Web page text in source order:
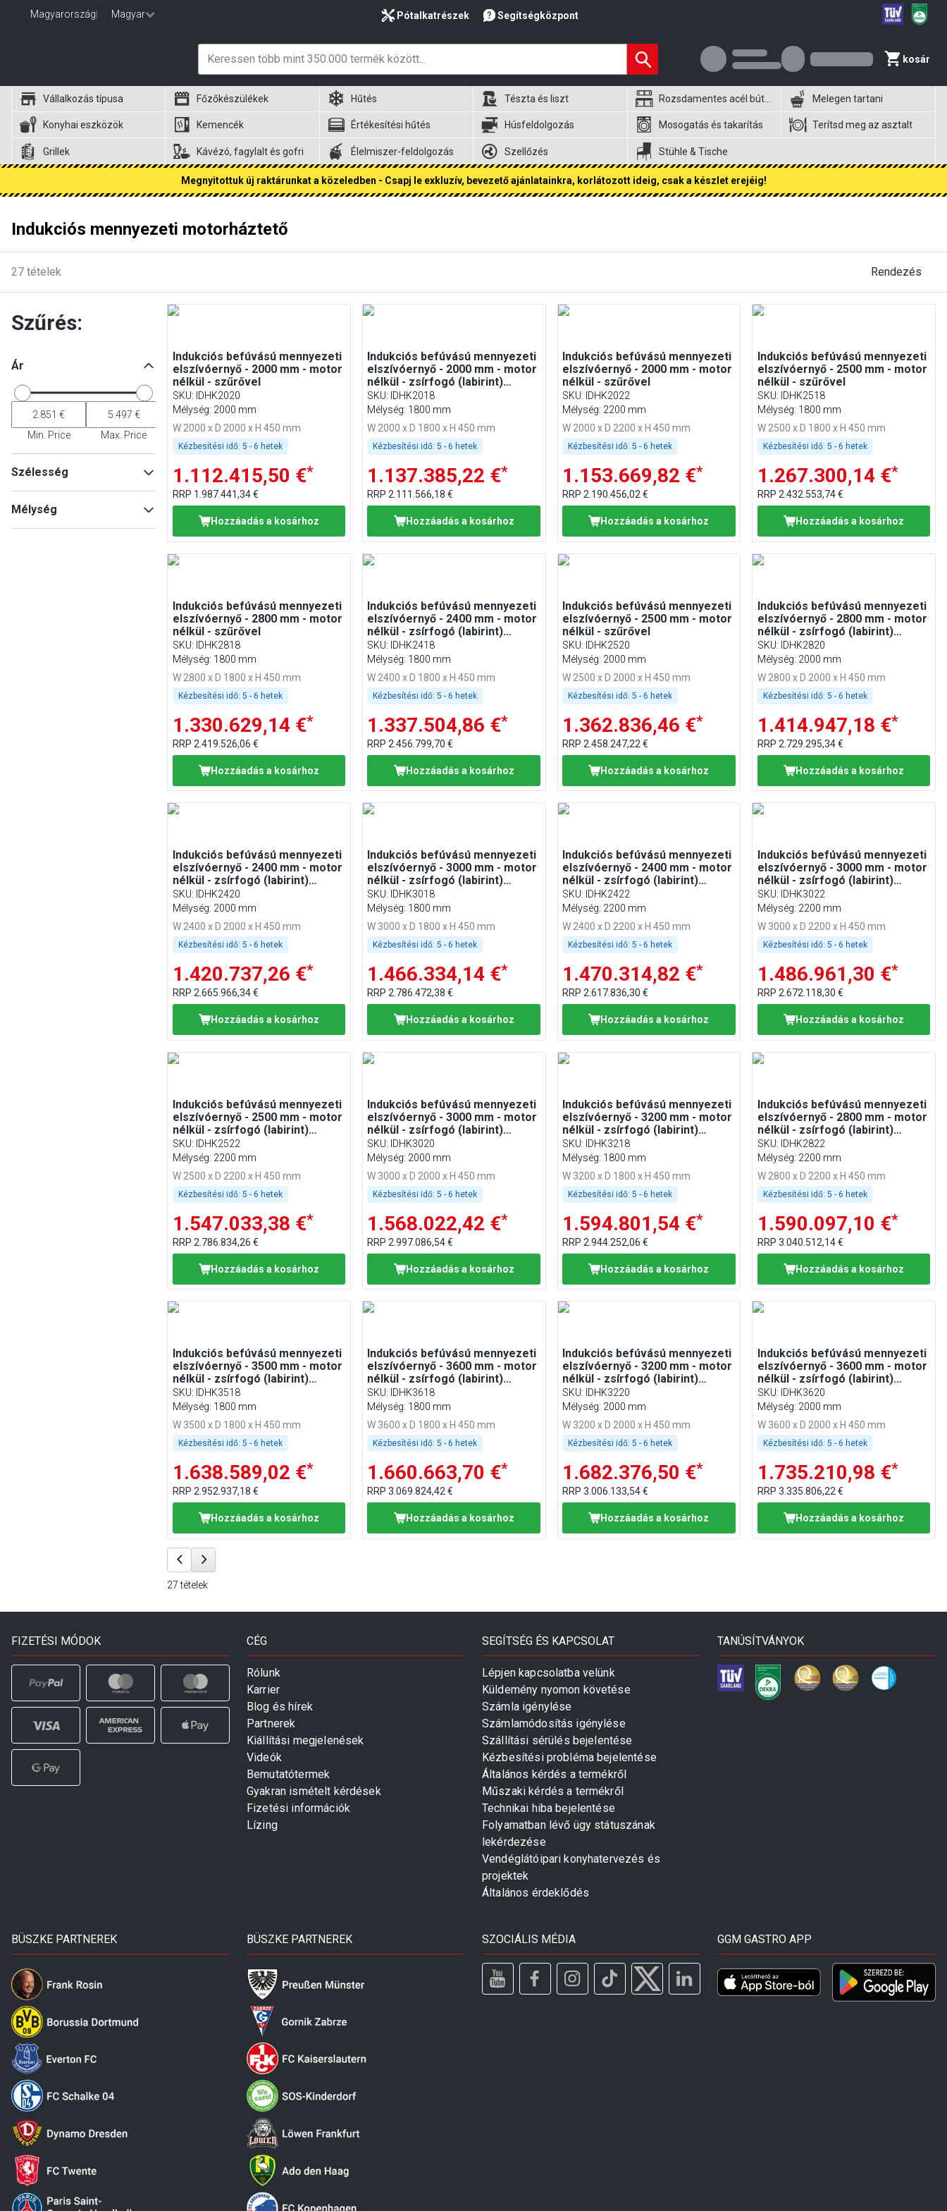
Magyarország Magyar Pótalkatrészek Segítségközpont
kosár
Vállalkozás típusa Főzőkészülékek Hűtés Tészta és liszt Rozsdamentes acél bútorok Melegen tartani
Konyhai eszközök Kemencék Értékesítési hűtés Húsfeldolgozás Mosogatás és takarítás Terítsd meg az asztalt
Grillek Kávézó, fagylalt és gofri Élelmiszer-feldolgozás Szellőzés Stühle & Tische
Megnyitottuk új raktárunkat a közeledben - Csapj le exkluzív, bevezető ajánlatainkra, korlátozott ideig, csak a készlet erejéig!
Indukciós mennyezeti motorháztető
27 tételek Rendezés
Szűrés:
Ár
Min. Price Max. Price
Szélesség
Mélység
Indukciós befúvású mennyezeti
elszívóernyő - 2000 mm - motor
nélkül - szűrővel
SKU: IDHK2020
Mélység: 2000 mm
W 2000 x D 2000 x H 450 mm
Kézbesítési idő: 5 - 6 hetek
1.112.415,50 €*
RRP 1.987.441,34 €
Hozzáadás a kosárhoz
Indukciós befúvású mennyezeti
elszívóernyő - 2000 mm - motor
nélkül - zsírfogó (labirint)
szűrővel
SKU: IDHK2018
Mélység: 1800 mm
W 2000 x D 1800 x H 450 mm
Kézbesítési idő: 5 - 6 hetek
1.137.385,22 €*
RRP2.111.566,18 €
Hozzáadás a kosárhoz
Indukciós befúvású mennyezeti
elszívóernyő - 2000 mm - motor
nélkül - szűrővel
SKU: IDHK2022
Mélység: 2200 mm
W 2000 x D 2200 x H 450 mm
Kézbesítési idő: 5 - 6 hetek
1.153.669,82 €*
RRP2.190.456,02 €
Hozzáadás a kosárhoz
Indukciós befúvású mennyezeti
elszívóernyő - 2500 mm - motor
nélkül - szűrővel
SKU: IDHK2518
Mélység: 1800 mm
W 2500 x D 1800 x H 450 mm
Kézbesítési idő: 5 - 6 hetek
1.267.300,14 €*
RRP 2.432.553,74 €
Hozzáadás a kosárhoz
Indukciós befúvású mennyezeti
elszívóernyő - 2800 mm - motor
nélkül - szűrővel
SKU: IDHK2818
Mélység: 1800 mm
W 2800 x D 1800 x H 450 mm
Kézbesítési idő: 5 - 6 hetek
1.330.629,14 €*
RRP 2.419.526,06 €
Hozzáadás a kosárhoz
Indukciós befúvású mennyezeti
elszívóernyő - 2400 mm - motor
nélkül - zsírfogó (labirint)
szűrővel
SKU: IDHK2418
Mélység: 1800 mm
W 2400 x D 1800 x H 450 mm
Kézbesítési idő: 5 - 6 hetek
1.337.504,86 €*
RRP2.456.799,70 €
Hozzáadás a kosárhoz
Indukciós befúvású mennyezeti
elszívóernyő - 2500 mm - motor
nélkül - szűrővel
SKU: IDHK2520
Mélység: 2000 mm
W 2500 x D 2000 x H 450 mm
Kézbesítési idő: 5 - 6 hetek
1.362.836,46 €*
RRP2.458.247,22 €
Hozzáadás a kosárhoz
Indukciós befúvású mennyezeti
elszívóernyő - 2800 mm - motor
nélkül - zsírfogó (labirint)
szűrővel
SKU: IDHK2820
Mélység: 2000 mm
W 2800 x D 2000 x H 450 mm
Kézbesítési idő: 5 - 6 hetek
1.414.947,18 €*
RRP 2.729.295,34 €
Hozzáadás a kosárhoz
Indukciós befúvású mennyezeti
elszívóernyő - 2400 mm - motor
nélkül - zsírfogó (labirint)
szűrővel
SKU: IDHK2420
Mélység: 2000 mm
W 2400 x D 2000 x H 450 mm
Kézbesítési idő: 5 - 6 hetek
1.420.737,26 €*
RRP 2.665.966,34 €
Hozzáadás a kosárhoz
Indukciós befúvású mennyezeti
elszívóernyő - 3000 mm - motor
nélkül - zsírfogó (labirint)
szűrővel
SKU: IDHK3018
Mélység: 1800 mm
W 3000 x D 1800 x H 450 mm
Kézbesítési idő: 5 - 6 hetek
1.466.334,14 €*
RRP2.786.472,38 €
Hozzáadás a kosárhoz
Indukciós befúvású mennyezeti
elszívóernyő - 2400 mm - motor
nélkül - zsírfogó (labirint)
szűrővel
SKU: IDHK2422
Mélység: 2200 mm
W 2400 x D 2200 x H 450 mm
Kézbesítési idő: 5 - 6 hetek
1.470.314,82 €*
RRP2.617.836,30 €
Hozzáadás a kosárhoz
Indukciós befúvású mennyezeti
elszívóernyő - 3000 mm - motor
nélkül - zsírfogó (labirint)
szűrővel
SKU: IDHK3022
Mélység: 2200 mm
W 3000 x D 2200 x H 450 mm
Kézbesítési idő: 5 - 6 hetek
1.486.961,30 €*
RRP 2.672.118,30 €
Hozzáadás a kosárhoz
Indukciós befúvású mennyezeti
elszívóernyő - 2500 mm - motor
nélkül - zsírfogó (labirint)
szűrővel
SKU: IDHK2522
Mélység: 2200 mm
W 2500 x D 2200 x H 450 mm
Kézbesítési idő: 5 - 6 hetek
1.547.033,38 €*
RRP 2.786.834,26 €
Hozzáadás a kosárhoz
Indukciós befúvású mennyezeti
elszívóernyő - 3000 mm - motor
nélkül - zsírfogó (labirint)
szűrővel
SKU: IDHK3020
Mélység: 2000 mm
W 3000 x D 2000 x H 450 mm
Kézbesítési idő: 5 - 6 hetek
1.568.022,42 €*
RRP2.997.086,54 €
Hozzáadás a kosárhoz
Indukciós befúvású mennyezeti
elszívóernyő - 3200 mm - motor
nélkül - zsírfogó (labirint)
szűrővel
SKU: IDHK3218
Mélység: 1800 mm
W 3200 x D 1800 x H 450 mm
Kézbesítési idő: 5 - 6 hetek
1.594.801,54 €*
RRP2.944.252,06 €
Hozzáadás a kosárhoz
Indukciós befúvású mennyezeti
elszívóernyő - 2800 mm - motor
nélkül - zsírfogó (labirint)
szűrővel
SKU: IDHK2822
Mélység: 2200 mm
W 2800 x D 2200 x H 450 mm
Kézbesítési idő: 5 - 6 hetek
1.590.097,10 €*
RRP 3.040.512,14 €
Hozzáadás a kosárhoz
Indukciós befúvású mennyezeti
elszívóernyő - 3500 mm - motor
nélkül - zsírfogó (labirint)
szűrővel
SKU: IDHK3518
Mélység: 1800 mm
W 3500 x D 1800 x H 450 mm
Kézbesítési idő: 5 - 6 hetek
1.638.589,02 €*
RRP 2.952.937,18 €
Hozzáadás a kosárhoz
Indukciós befúvású mennyezeti
elszívóernyő - 3600 mm - motor
nélkül - zsírfogó (labirint)
szűrővel
SKU: IDHK3618
Mélység: 1800 mm
W 3600 x D 1800 x H 450 mm
Kézbesítési idő: 5 - 6 hetek
1.660.663,70 €*
RRP3.069.824,42 €
Hozzáadás a kosárhoz
Indukciós befúvású mennyezeti
elszívóernyő - 3200 mm - motor
nélkül - zsírfogó (labirint)
szűrővel
SKU: IDHK3220
Mélység: 2000 mm
W 3200 x D 2000 x H 450 mm
Kézbesítési idő: 5 - 6 hetek
1.682.376,50 €*
RRP3.006.133,54 €
Hozzáadás a kosárhoz
Indukciós befúvású mennyezeti
elszívóernyő - 3600 mm - motor
nélkül - zsírfogó (labirint)
szűrővel
SKU: IDHK3620
Mélység: 2000 mm
W 3600 x D 2000 x H 450 mm
Kézbesítési idő: 5 - 6 hetek
1.735.210,98 €*
RRP 3.335.806,22 €
Hozzáadás a kosárhoz
27 tételek
FIZETÉSI MÓDOK CÉG
Rólunk
Karrier
Blog és hírek
Partnerek
Kiállítási megjelenések
Videók
Bemutatótermek
Gyakran ismételt kérdések
Fizetési információk
Lízing
SEGÍTSÉG ÉS KAPCSOLAT
Lépjen kapcsolatba velünk
Küldemény nyomon követése
Számla igénylése
Számlamódosítás igénylése
Szállítási sérülés bejelentése
Kézbesítési probléma bejelentése
Általános kérdés a termékről
Műszaki kérdés a termékről
Technikai hiba bejelentése
Folyamatban lévő ügy státuszának
lekérdezése
Vendéglátóipari konyhatervezés és
projektek
Általános érdeklődés
TANÚSÍTVÁNYOK
BÜSZKE PARTNEREK BÜSZKE PARTNEREK SZOCIÁLIS MÉDIA GGM GASTRO APP